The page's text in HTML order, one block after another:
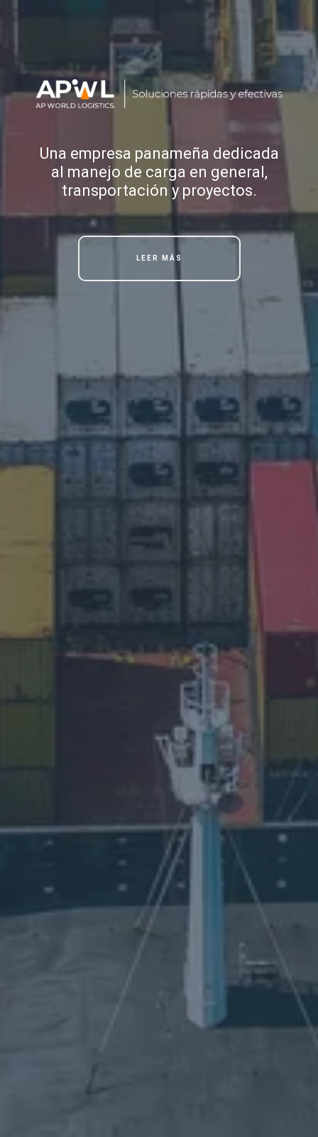
Una empresa panameña dedicada
al manejo de carga en general,
transportación y proyectos.
LEER MÁS